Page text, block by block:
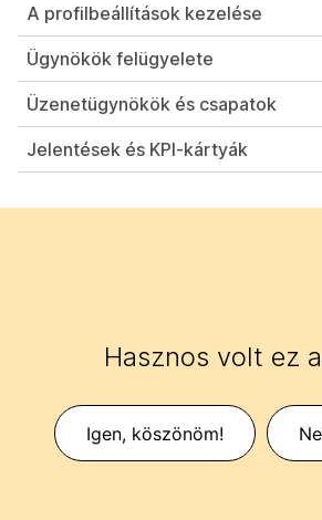
A profilbeállítások kezelése
Ügynökök felügyelete
Üzenetügynökök és csapatok
Jelentések és KPI-kártyák
Hasznos volt ez
Igen, köszönöm!